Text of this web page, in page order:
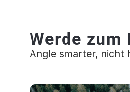
Werde zum
Angle smarter, nicht